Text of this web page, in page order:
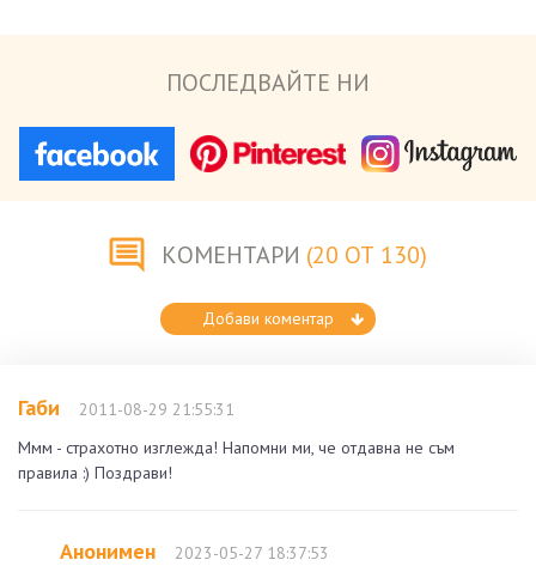
ПОСЛЕДВАЙТЕ НИ
КОМЕНТАРИ (20 ОТ 130)
Добави коментар
Габи
2011-08-29 21:55:31
Ммм - страхотно изглежда! Напомни ми, че отдавна не съм
правила :) Поздрави!
Анонимен
2023-05-27 18:37:53